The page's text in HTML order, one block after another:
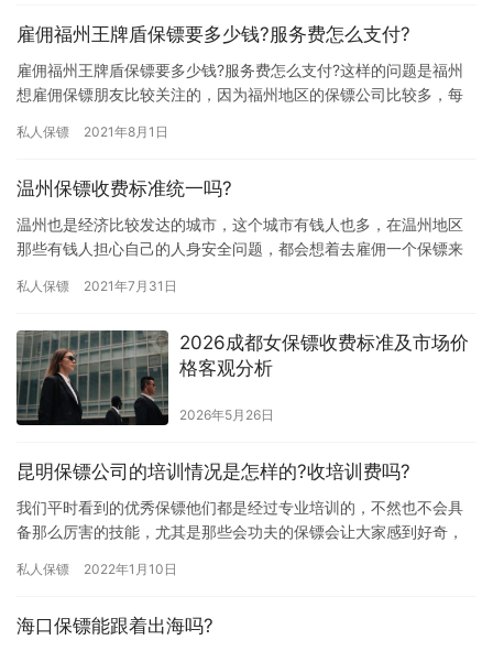
雇佣福州王牌盾保镖要多少钱?服务费怎么支付?
雇佣福州王牌盾保镖要多少钱?服务费怎么支付?这样的问题是福州
想雇佣保镖朋友比较关注的，因为福州地区的保镖公司比较多，每
较在…
私人保镖 2021年8月1日
温州保镖收费标准统一吗?
温州也是经济比较发达的城市，这个城市有钱人也多，在温州地区
那些有钱人担心自己的人身安全问题，都会想着去雇佣一个保镖来
样，所以…
私人保镖 2021年7月31日
2026成都女保镖收费标准及市场价
格客观分析
2026年5月26日
昆明保镖公司的培训情况是怎样的?收培训费吗?
我们平时看到的优秀保镖他们都是经过专业培训的，不然也不会具
备那么厉害的技能，尤其是那些会功夫的保镖会让大家感到好奇，
的，那昆…
私人保镖 2022年1月10日
海口保镖能跟着出海吗?